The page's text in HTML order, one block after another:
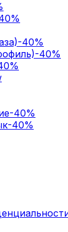
-40%
-40%
-40%
-40%